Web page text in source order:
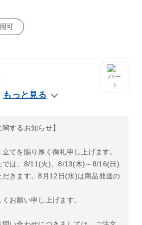
可
するお知らせ】
てを賜り厚く御礼申し上げます。
では、8/11(火)、8/13(木)～8/16(日)
だきます。8月12日(水)は商品発送の
お願い申し上げます。